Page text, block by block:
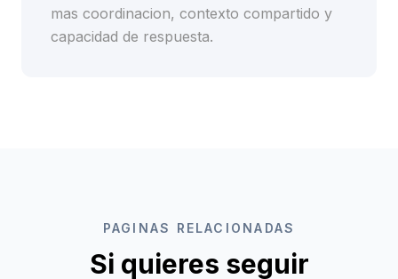
mas coordinacion, contexto compartido y
capacidad de respuesta.
PAGINAS RELACIONADAS
Si quieres seguir